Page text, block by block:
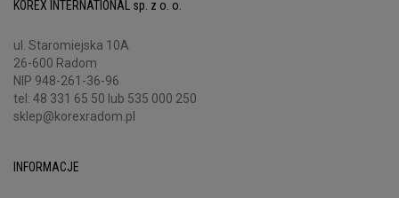
KOREX INTERNATIONAL sp. z o. o.
ul. Staromiejska 10A
26-600 Radom
NIP 948-261-36-96
tel: 48 331 65 50 lub 535 000 250
sklep@korexradom.pl
INFORMACJE